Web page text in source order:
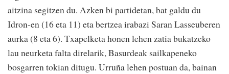
aitzina segitzen du. Azken bi partidetan, bat galdu du
Idron-en (16 eta 11) eta bertzea irabazi Saran Lasseuberen
aurka (8 eta 6). Txapelketa honen lehen zatia bukatzeko
lau neurketa falta direlarik, Basurdeak sailkapeneko
bosgarren tokian ditugu. Urruña lehen postuan da, bainan